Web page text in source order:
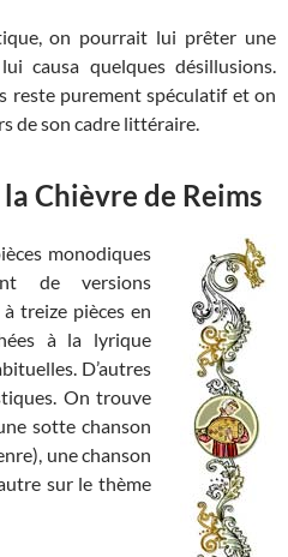
on pourrait lui prêter une
causa quelques désillusions.
reste purement spéculatif et on
de son cadre littéraire.
Chièvre de Reims
monodiques
de versions
treize pièces en
à la lyrique
D’autres
On trouve
sotte chanson
une chanson
sur le thème